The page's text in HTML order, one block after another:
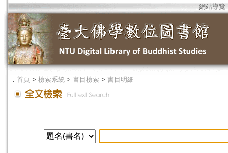
網站導覽
． 首頁 > 檢索系統 > 書目檢索 > 書目明細